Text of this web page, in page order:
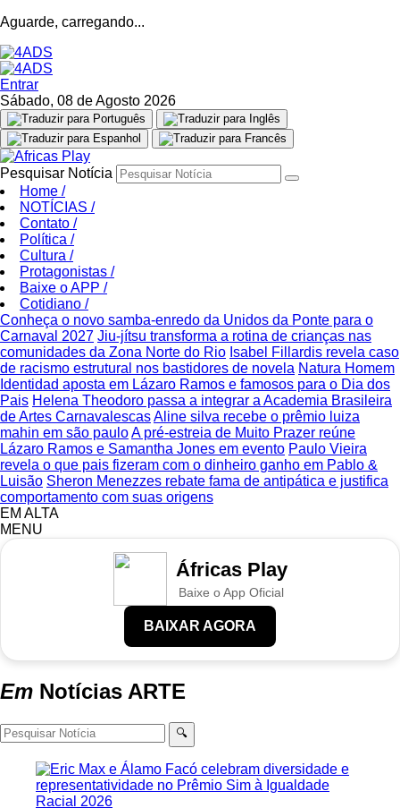
Aguarde, carregando...
Entrar
Sábado, 08 de Agosto 2026
Pesquisar Notícia
Home /
NOTÍCIAS /
Contato /
Política /
Cultura /
Protagonistas /
Baixe o APP /
Cotidiano /
Conheça o novo samba-enredo da Unidos da Ponte para o
Carnaval 2027 Jiu-jítsu transforma a rotina de crianças nas
comunidades da Zona Norte do Rio Isabel Fillardis revela caso
de racismo estrutural nos bastidores de novela Natura Homem
Identidad aposta em Lázaro Ramos e famosos para o Dia dos
Pais Helena Theodoro passa a integrar a Academia Brasileira
de Artes CarnavalescasAline silva recebe o prêmio luiza
mahin em são pauloA pré-estreia de Muito Prazer reúne
Lázaro Ramos e Samantha Jones em evento Paulo Vieira
revela o que pais fizeram com o dinheiro ganho em Pablo &
Luisão Sheron Menezzes rebate fama de antipática e justifica
comportamento com suas origens
EM ALTA
MENU
Áfricas Play
Baixe o App Oficial
BAIXAR AGORA
Em Notícias ARTE
🔍